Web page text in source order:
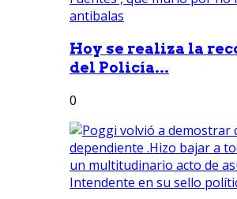
Hoy se realiza la
del Policía...
0